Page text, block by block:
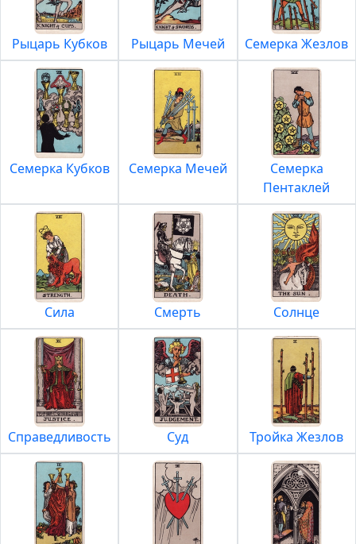
Рыцарь Кубков Рыцарь Мечей Семерка Жезлов
Семерка Кубков Семерка Мечей
Семерка
Пентаклей
Сила Смерть Солнце
Справедливость Суд Тройка Жезлов